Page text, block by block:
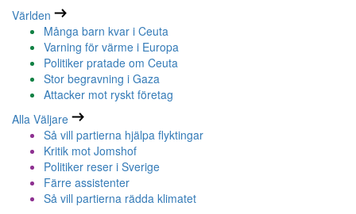
Världen
Många barn kvar i Ceuta
Varning för värme i Europa
Politiker pratade om Ceuta
Stor begravning i Gaza
Attacker mot ryskt företag
Alla Väljare
Så vill partierna hjälpa flyktingar
Kritik mot Jomshof
Politiker reser i Sverige
Färre assistenter
Så vill partierna rädda klimatet